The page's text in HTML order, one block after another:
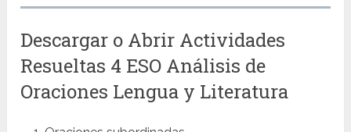
Descargar o Abrir Actividades
Resueltas 4 ESO Análisis de
Oraciones Lengua y Literatura